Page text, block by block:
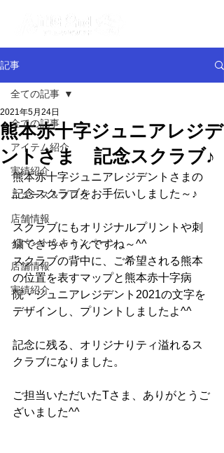
記事
全ての記事
アイテム紹介
実績紹介
ニュース＆ブログ
店舗情報
イベント＆キャンペーン
店舗情報
実績紹介
全ての記事
熊本赤十字ジュニアレジデ
ントさま 記念スクラブ♪
2021年5月24日
熊本赤十字ジュニアレジデントさまの
記念スクラブをお手伝いしました～♪
スクラブにもオリジナルプリントや刺
繍できちゃうんですね～^^
スクラブの背中に、ご希望される熊本
の位置を表すマップと熊本赤十字病
院・ジュニアレジデント2021の文字を
デザインし、プリントしましたよ^^
記念に残る、オリジナりティ溢れるス
クラブになりました。
ご担当いただいたTさま、ありがとうご
ざいました^^